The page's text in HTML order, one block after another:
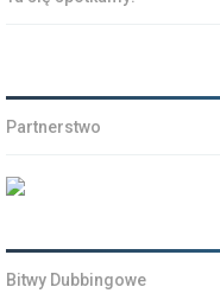
Partnerstwo
Bitwy Dubbingowe